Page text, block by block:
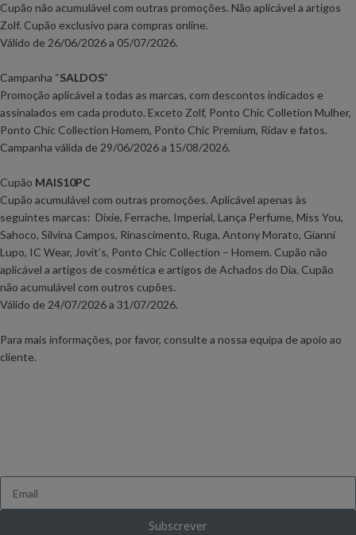
Cupão não acumulável com outras promoções. Não aplicável a artigos
Zolf. Cupão exclusivo para compras online.
Válido de 26/06/2026 a 05/07/2026.
Campanha “SALDOS”
Promoção aplicável a todas as marcas, com descontos indicados e
assinalados em cada produto. Exceto Zolf, Ponto Chic Colletion Mulher,
Ponto Chic Collection Homem, Ponto Chic Premium, Ridav e fatos.
Campanha válida de 29/06/2026 a 15/08/2026.
Cupão MAIS10PC
Cupão acumulável com outras promoções. Aplicável apenas às
seguintes marcas: Dixie, Ferrache, Imperial, Lança Perfume, Miss You,
Sahoco, Silvina Campos, Rinascimento, Ruga, Antony Morato, Gianni
Lupo, IC Wear, Jovit’s, Ponto Chic Collection – Homem. Cupão não
aplicável a artigos de cosmética e artigos de Achados do Dia. Cupão
não acumulável com outros cupões.
Válido de 24/07/2026 a 31/07/2026.
Para mais informações, por favor, consulte a nossa equipa de apoio ao
cliente.
Subscrever